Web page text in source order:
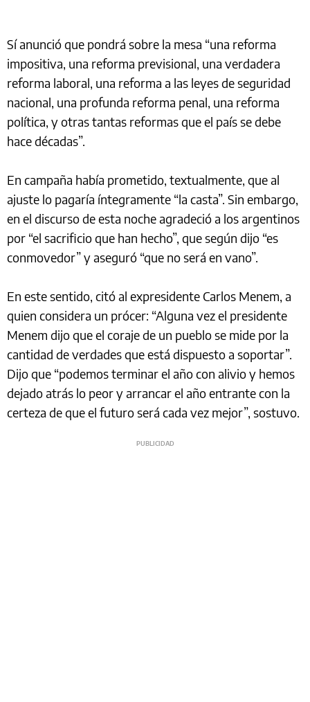
Sí anunció que pondrá sobre la mesa “una reforma
impositiva, una reforma previsional, una verdadera
reforma laboral, una reforma a las leyes de seguridad
nacional, una profunda reforma penal, una reforma
política, y otras tantas reformas que el país se debe
hace décadas”.
En campaña había prometido, textualmente, que al
ajuste lo pagaría íntegramente “la casta”. Sin embargo,
en el discurso de esta noche agradeció a los argentinos
por “el sacrificio que han hecho”, que según dijo “es
conmovedor” y aseguró “que no será en vano”.
En este sentido, citó al expresidente Carlos Menem, a
quien considera un prócer: “Alguna vez el presidente
Menem dijo que el coraje de un pueblo se mide por la
cantidad de verdades que está dispuesto a soportar”.
Dijo que “podemos terminar el año con alivio y hemos
dejado atrás lo peor y arrancar el año entrante con la
certeza de que el futuro será cada vez mejor”, sostuvo.